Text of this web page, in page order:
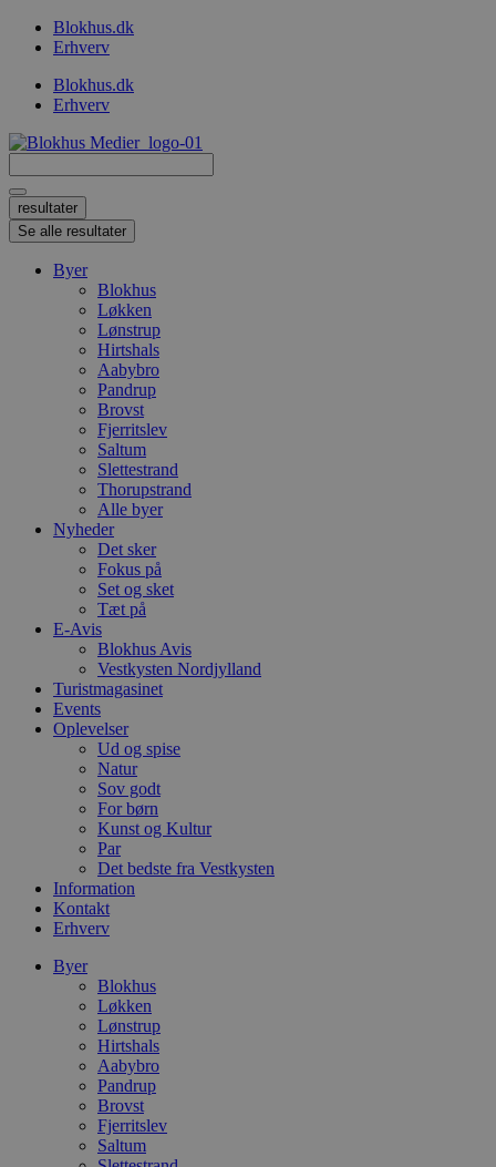
VidereBlokhus.dk
Erhverv
Blokhus.dk
Erhverv
...
resultater
Se alle resultater
Byer
Blokhus
Løkken
Lønstrup
Hirtshals
Aabybro
Pandrup
Brovst
Fjerritslev
Saltum
Slettestrand
Thorupstrand
Alle byer
Nyheder
Det sker
Fokus på
Set og sket
Tæt på
E-Avis
Blokhus Avis
Vestkysten Nordjylland
Turistmagasinet
Events
Oplevelser
Ud og spise
Natur
Sov godt
For børn
Kunst og Kultur
Par
Det bedste fra Vestkysten
Information
Kontakt
Erhverv
Byer
Blokhus
Løkken
Lønstrup
Hirtshals
Aabybro
Pandrup
Brovst
Fjerritslev
Saltum